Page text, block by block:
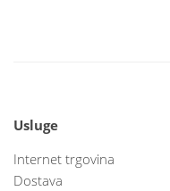
Usluge
Internet trgovina
Dostava